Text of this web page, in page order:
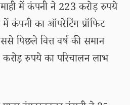
में कंपनी ने 223 करोड़ रुपये
कंपनी का ऑपरेटिंग प्रॉफिट
पिछले वित्त वर्ष की समान
रुपये का परिचालन लाभ